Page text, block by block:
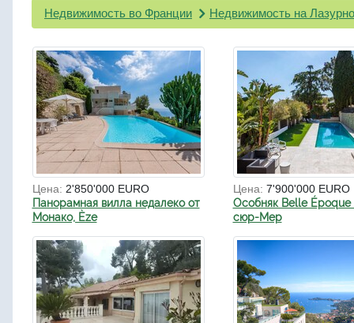
Недвижимость во Франции Недвижимость на
Цена: 2'850'000 EURO
Панорамная вилла недалеко от
Монако, Èze
Цена: 7'900'000 EURO
Особняк Belle Époque
сюр-Мер